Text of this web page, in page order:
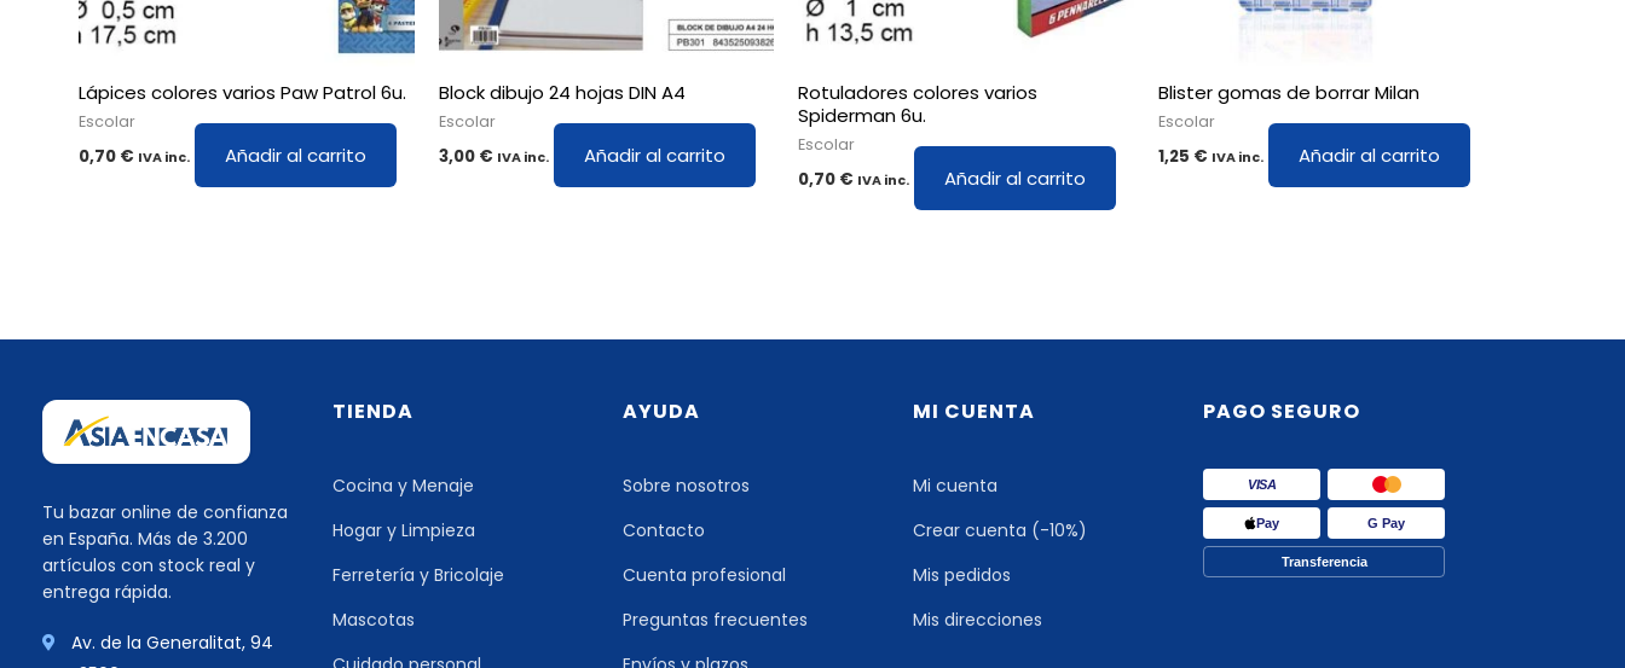
Lápices colores varios Paw Patrol 6u.
Escolar
0,70 € IVA inc. Añadir al carrito
Block dibujo 24 hojas DIN A4
Escolar
3,00 € IVA inc. Añadir al carrito
Rotuladores colores varios
Spiderman 6u.
Escolar
0,70 € IVA inc. Añadir al carrito
Blister gomas de borrar Milan
Escolar
1,25 € IVA inc. Añadir al carrito
Tu bazar online de confianza
en España. Más de 3.200
artículos con stock real y
entrega rápida.
Av. de la Generalitat, 94
TIENDA
Cocina y Menaje
Hogar y Limpieza
Ferretería y Bricolaje
Mascotas
AYUDA
Sobre nosotros
Contacto
Cuenta profesional
Preguntas frecuentes
MI CUENTA
Mi cuenta
Crear cuenta (-10%)
Mis pedidos
Mis direcciones
PAGO SEGURO
VISA
Pay G Pay
Transferencia